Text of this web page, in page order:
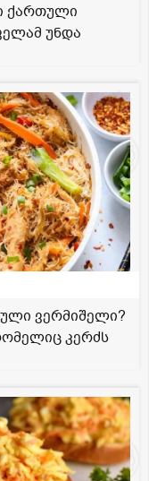
ქართული
უნდა
ვერმიშელი?
კერძს